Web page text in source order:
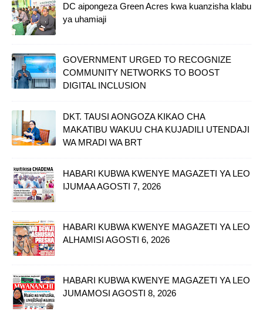
DC aipongeza Green Acres kwa kuanzisha klabu
ya uhamiaji
GOVERNMENT URGED TO RECOGNIZE
COMMUNITY NETWORKS TO BOOST
DIGITAL INCLUSION
DKT. TAUSI AONGOZA KIKAO CHA
MAKATIBU WAKUU CHA KUJADILI UTENDAJI
WA MRADI WA BRT
HABARI KUBWA KWENYE MAGAZETI YA LEO
IJUMAA AGOSTI 7, 2026
HABARI KUBWA KWENYE MAGAZETI YA LEO
ALHAMISI AGOSTI 6, 2026
HABARI KUBWA KWENYE MAGAZETI YA LEO
JUMAMOSI AGOSTI 8, 2026